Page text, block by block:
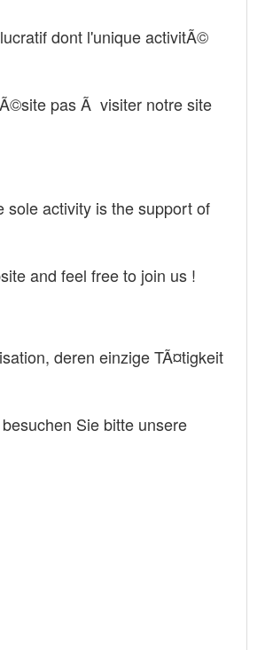
dont l'unique activitÃ©
pas Ã visiter notre site
sole activity is the support of
and feel free to join us !
deren einzige TÃ¤tigkeit
Sie bitte unsere